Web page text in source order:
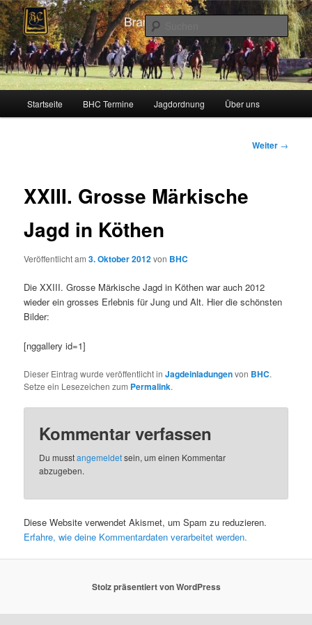
Zum
Inhalt
wechseln
Brandenburger Hunting Club
Schleppjagden und Vielseitigkeitsreiten in Berlin und Brandenburg
Startseite BHC Termine Jagdordnung Über uns
Weiter →
XXIII. Grosse Märkische
Jagd in Köthen
Veröffentlicht am3. Oktober 2012von BHC
Die XXIII. Grosse Märkische Jagd in Köthen war auch 2012
wieder ein grosses Erlebnis für Jung und Alt. Hier die schönsten
Bilder:
[nggallery id=1]
Dieser Eintrag wurde veröffentlicht inJagdeinladungenvon BHC.
Setze ein Lesezeichen zum Permalink.
Kommentar verfassen
Du musstangemeldetsein, um einen Kommentar
abzugeben.
Diese Website verwendet Akismet, um Spam zu reduzieren.
Erfahre, wie deine Kommentardaten verarbeitet werden.
Stolz präsentiert von WordPress